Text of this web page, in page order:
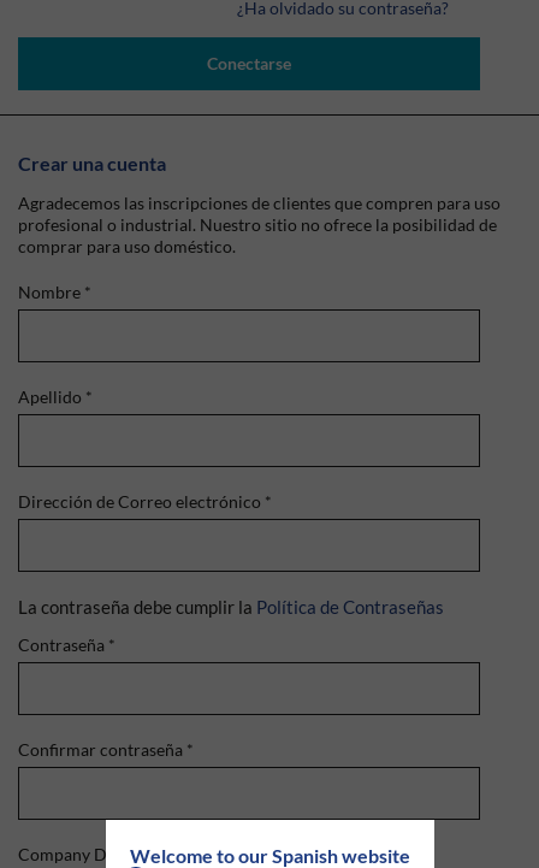
Welcome to our Spanish website
¿Ha olvidado su contraseña?
Conectarse
Crear una cuenta
Agradecemos las inscripciones de clientes que compren para uso
profesional o industrial. Nuestro sitio no ofrece la posibilidad de
comprar para uso doméstico.
Nombre *
Apellido *
Dirección de Correo electrónico *
La contraseña debe cumplir la Política de Contraseñas
Contraseña *
Confirmar contraseña *
Company Domain*